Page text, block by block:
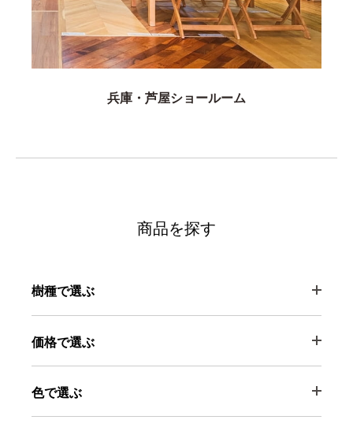
兵庫・芦屋ショールーム
商品を探す
樹種で選ぶ
価格で選ぶ
色で選ぶ